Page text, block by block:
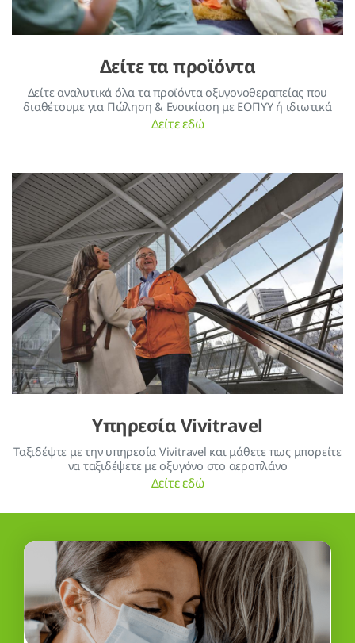
Δείτε τα προϊόντα
Δείτε αναλυτικά όλα τα προϊόντα οξυγονοθεραπείας που
διαθέτουμε για Πώληση & Ενοικίαση με ΕΟΠΥΥ ή ιδιωτικά
Δείτε εδώ
Υπηρεσία Vivitravel
Ταξιδέψτε με την υπηρεσία Vivitravel και μάθετε πως μπορείτε
να ταξιδέψετε με οξυγόνο στο αεροπλάνο
Δείτε εδώ